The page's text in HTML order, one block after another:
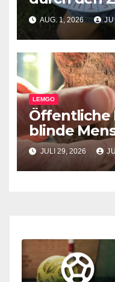
besondere
AUG. 1, 2026
LEMGO
Öffentliche
blinde
Menschen
Junkerhaus
JULI 29, 2026